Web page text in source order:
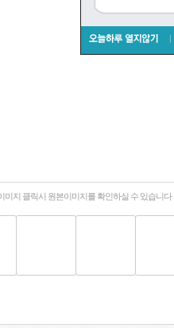
미지 클릭시 원본이미지를 확인하실 수 있습니다